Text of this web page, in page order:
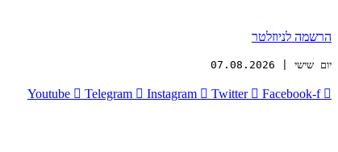
הרשמה לניוזלטר
יום שישי | 07.08.2026
Youtube Telegram Instagram Twitter Facebook-f